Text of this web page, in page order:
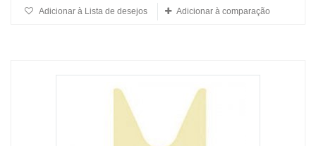
Adicionar à Lista de desejos Adicionar à comparação